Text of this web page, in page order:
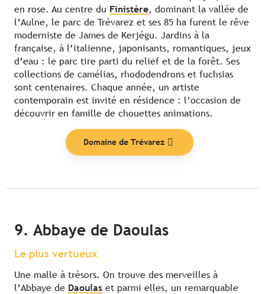
en rose. Au centre du Finistère, dominant la vallée de
l’Aulne, le parc de Trévarez et ses 85 ha furent le rêve
moderniste de James de Kerjégu. Jardins à la
française, à l’italienne, japonisants, romantiques, jeux
d’eau : le parc tire parti du relief et de la forêt. Ses
collections de camélias, rhododendrons et fuchsias
sont centenaires. Chaque année, un artiste
contemporain est invité en résidence : l’occasion de
découvrir en famille de chouettes animations.
Domaine de Trévarez
9. Abbaye de Daoulas
Le plus vertueux
Une malle à trésors. On trouve des merveilles à
l’Abbaye de Daoulas et parmi elles, un remarquable